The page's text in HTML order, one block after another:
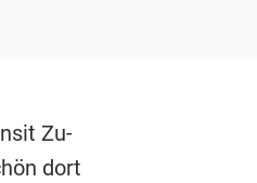
Zu-
dort